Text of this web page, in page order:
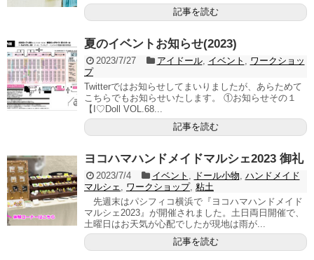
記事を読む
夏のイベントお知らせ(2023)
2023/7/27 アイドール, イベント
ワークショッ
プ
Twitterではお知らせしてまいりましたが、あらためて
こちらでもお知らせいたします。 ①お知らせその１
【I♡Doll VOL.68...
記事を読む
ヨコハマハンドメイドマルシェ2023 御礼
2023/7/4 イベント ドール小物 ハンドメイド
マルシェ
ワークショップ, 粘土
先週末はパシフィコ横浜で『ヨコハマハンドメイド
マルシェ2023』が開催されました。土日両日開催で、
土曜日はお天気が心配でしたが現地は雨が...
記事を読む